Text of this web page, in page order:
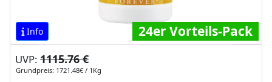
Info 24er Vorteils-Pack
UVP: 1115.76 €
Grundpreis: 1721.48€ / 1Kg